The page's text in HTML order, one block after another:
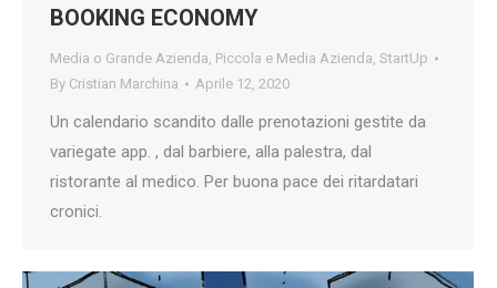
BOOKING ECONOMY
Media o Grande Azienda, Piccola e Media Azienda, StartUp
By Cristian Marchina Aprile 12, 2020
Un calendario scandito dalle prenotazioni gestite da
variegate app. , dal barbiere, alla palestra, dal
ristorante al medico. Per buona pace dei ritardatari
cronici.